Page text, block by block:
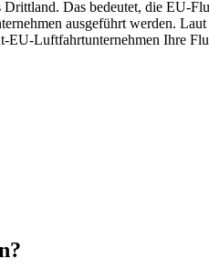
Das bedeutet, die EU-
ausgeführt werden.
EU-Luftfahrtunternehmen Ihre